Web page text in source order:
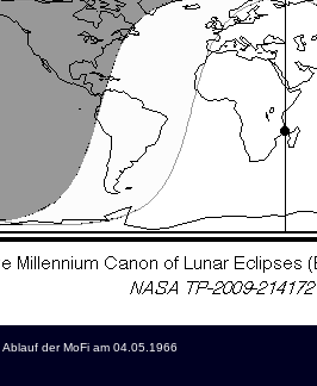
der MoFi am 04.05.1966